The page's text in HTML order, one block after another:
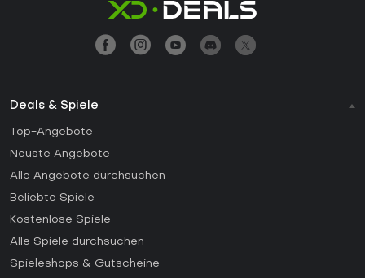
Deals & Spiele
Top-Angebote
Neuste Angebote
Alle Angebote durchsuchen
Beliebte Spiele
Kostenlose Spiele
Alle Spiele durchsuchen
Spieleshops & Gutscheine